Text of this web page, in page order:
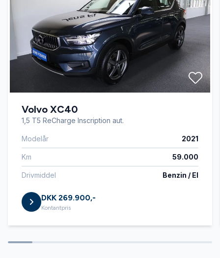
Læderrat
Splitbagsæder
Sædevarme
USB tilslutning
Volvo XC40
1,5 T5 ReCharge Inscription aut.
Modelår 2021
Km 59.000
Drivmiddel Benzin / El
DKK 269.900,-
Kontantpris